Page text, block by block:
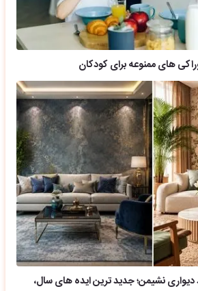
های ممنوعه برای کودکان
نشیمن؛ جدید ترین ایده های سال،